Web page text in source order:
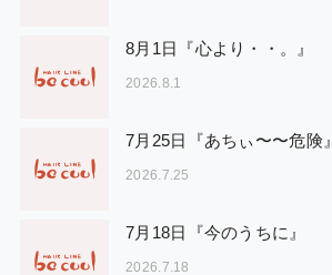
8月1日『心より・・。』
2026.8.1
7月25日『あちぃ〜〜危険』
2026.7.25
7月18日『今のうちに』
2026.7.18